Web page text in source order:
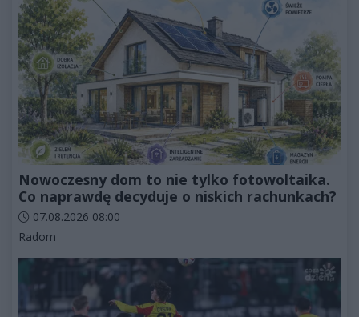
Nowoczesny dom to nie tylko fotowoltaika.
Co naprawdę decyduje o niskich rachunkach?
Data dodania artykułu:
07.08.2026 08:00
Kategorie artykułu:
Radom